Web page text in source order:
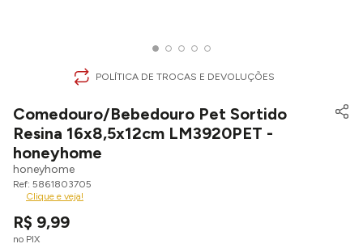
POLÍTICA DE TROCAS E DEVOLUÇÕES
Comedouro/Bebedouro Pet Sortido
Resina 16x8,5x12cm LM3920PET -
honeyhome
honeyhome
5861803705
Clique e veja!
R$ 9,99
no PIX